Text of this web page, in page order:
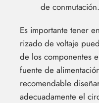
de conmutación.
Es importante tener
rizado de voltaje
de los componentes
fuente de
recomendable
adecuadamente el